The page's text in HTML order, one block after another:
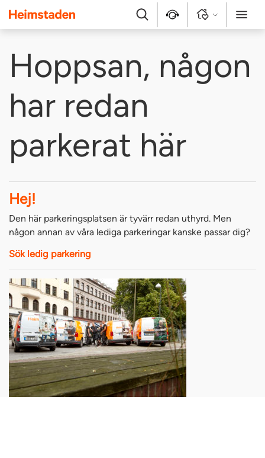
Heimstaden
Sök Kontakt Logga in Meny
Hoppsan, någon
har redan
parkerat här
Hej!
Den här parkeringsplatsen är tyvärr redan uthyrd. Men
någon annan av våra lediga parkeringar kanske passar dig?
Sök ledig parkering